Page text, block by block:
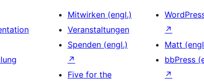
Mitwirken (engl.)
Veranstaltungen
Spenden (engl.)
↗
Five for the
↗
Matt
bbPress
↗